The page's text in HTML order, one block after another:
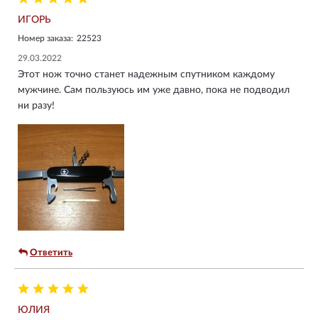
ИГОРЬ
Номер заказа: 22523
29.03.2022
Этот нож точно станет надежным спутником каждому
мужчине. Сам пользуюсь им уже давно, пока не подводил
ни разу!
Ответить
ЮЛИЯ